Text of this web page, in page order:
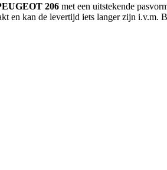
206 met een uitstekende
en kan de levertijd iets langer zijn i.v.m.